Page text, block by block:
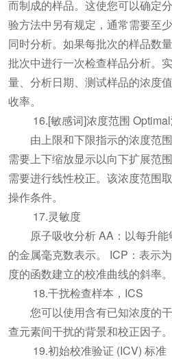
而制成的样品。这使您可以确定
验方法中另有规定，通常需要至
同时分析。如果每批次的样品数
批次中进行一次检查样品分析。
量、分析日期、测试样品的浓度
收率。
16.[敏感词]浓度范围 Optimal
由上限和下限指示的浓度范围
需要上下缩放显示以向下扩展范
需要进行线性校正。该浓度范围
操作条件。
17.灵敏度
原子吸收分析 AA：以每升能
的金属毫克数表示。 ICP：表示
度的函数建立的校准曲线的斜率。
18.干扰检查样本，ICS
您可以使用含有已知浓度的干
查元素间干扰的背景和校正因子。
19.初始校准验证 (ICV) 标准